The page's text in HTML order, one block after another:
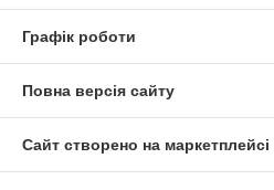
Графік роботи
Повна версія сайту
Сайт створено на маркетплейсі